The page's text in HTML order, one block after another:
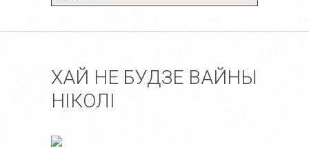
ХАЙ НЕ БУДЗЕ ВАЙНЫ
НIКОЛI